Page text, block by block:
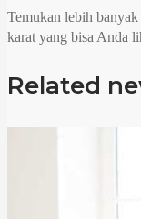
Temukan lebih
karat yang bisa Anda
Related